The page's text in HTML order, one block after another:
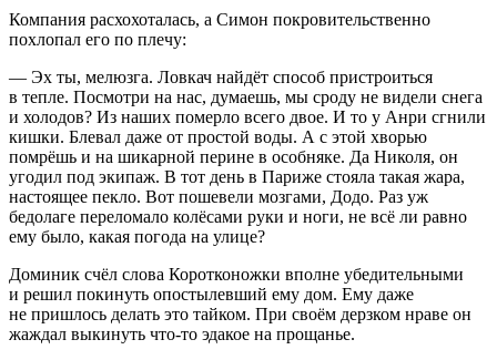
Компания расхохоталась, а Симон покровительственно
похлопал его по плечу:
— Эх ты, мелюзга. Ловкач найдёт способ пристроиться
в тепле. Посмотри на нас, думаешь, мы сроду не видели снега
и холодов? Из наших померло всего двое. И то у Анри сгнили
кишки. Блевал даже от простой воды. А с этой хворью
помрёшь и на шикарной перине в особняке. Да Николя, он
угодил под экипаж. В тот день в Париже стояла такая жара,
настоящее пекло. Вот пошевели мозгами, Додо. Раз уж
бедолаге переломало колёсами руки и ноги, не всё ли равно
ему было, какая погода на улице?
Доминик счёл слова Коротконожки вполне убедительными
и решил покинуть опостылевший ему дом. Ему даже
не пришлось делать это тайком. При своём дерзком нраве он
жаждал выкинуть что-то эдакое на прощанье.